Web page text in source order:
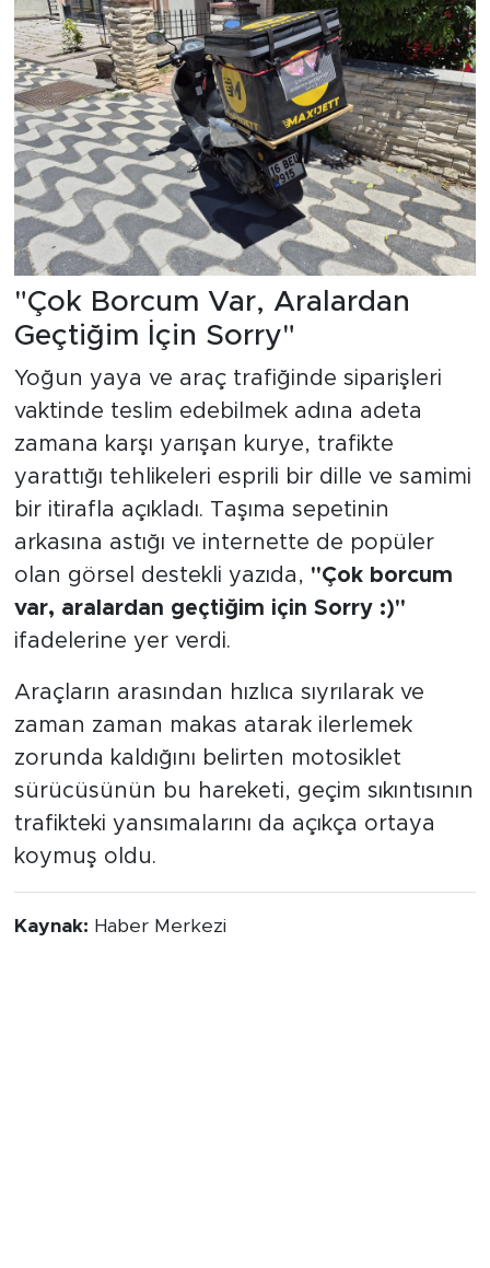
"Çok Borcum Var, Aralardan
Geçtiğim İçin Sorry"
Yoğun yaya ve araç trafiğinde siparişleri
vaktinde teslim edebilmek adına adeta
zamana karşı yarışan kurye, trafikte
yarattığı tehlikeleri esprili bir dille ve samimi
bir itirafla açıkladı. Taşıma sepetinin
arkasına astığı ve internette de popüler
olan görsel destekli yazıda, "Çok borcum
var, aralardan geçtiğim için Sorry :)"
ifadelerine yer verdi.
Araçların arasından hızlıca sıyrılarak ve
zaman zaman makas atarak ilerlemek
zorunda kaldığını belirten motosiklet
sürücüsünün bu hareketi, geçim sıkıntısının
trafikteki yansımalarını da açıkça ortaya
koymuş oldu.
Kaynak: Haber Merkezi